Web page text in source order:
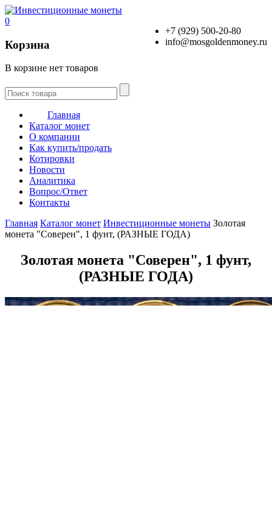
+7 (929) 500-20-80
info@mosgoldenmoney.ru
0
Корзина
В корзине нет товаров
Главная
Каталог монет
О компании
Как купить/продать
Котировки
Новости
Аналитика
Вопрос/Ответ
Контакты
Главная Каталог монет Инвестиционные монеты Золотая
монета "Соверен", 1 фунт, (РАЗНЫЕ ГОДА)
Золотая монета "Соверен", 1 фунт,
(РАЗНЫЕ ГОДА)